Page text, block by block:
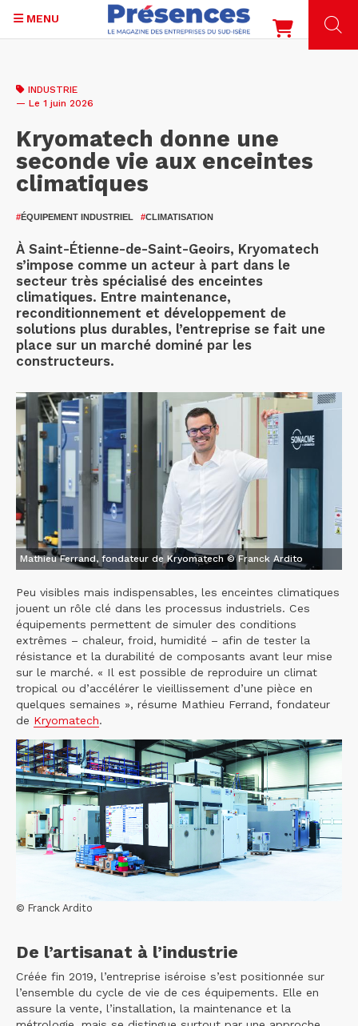
contenu
MENU
INDUSTRIE
— Le 1 juin 2026
Kryomatech donne une
seconde vie aux enceintes
climatiques
#ÉQUIPEMENT INDUSTRIEL #CLIMATISATION
À Saint-Étienne-de-Saint-Geoirs, Kryomatech
s’impose comme un acteur à part dans le
secteur très spécialisé des enceintes
climatiques. Entre maintenance,
reconditionnement et développement de
solutions plus durables, l’entreprise se fait une
place sur un marché dominé par les
constructeurs.
Mathieu Ferrand, fondateur de Kryomatech © Franck Ardito
Peu visibles mais indispensables, les enceintes climatiques
jouent un rôle clé dans les processus industriels. Ces
équipements permettent de simuler des conditions
extrêmes – chaleur, froid, humidité – afin de tester la
résistance et la durabilité de composants avant leur mise
sur le marché. « Il est possible de reproduire un climat
tropical ou d’accélérer le vieillissement d’une pièce en
quelques semaines », résume Mathieu Ferrand, fondateur
de Kryomatech.
© Franck Ardito
De l’artisanat à l’industrie
Créée fin 2019, l’entreprise iséroise s’est positionnée sur
l’ensemble du cycle de vie de ces équipements. Elle en
assure la vente, l’installation, la maintenance et la